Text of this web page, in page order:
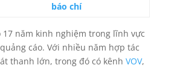
báo chí
17 năm kinh nghiệm trong lĩnh vực
cáo. Với nhiều năm hợp tác
thanh lớn, trong đó có kênh VOV,